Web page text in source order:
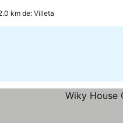
km de: Villeta